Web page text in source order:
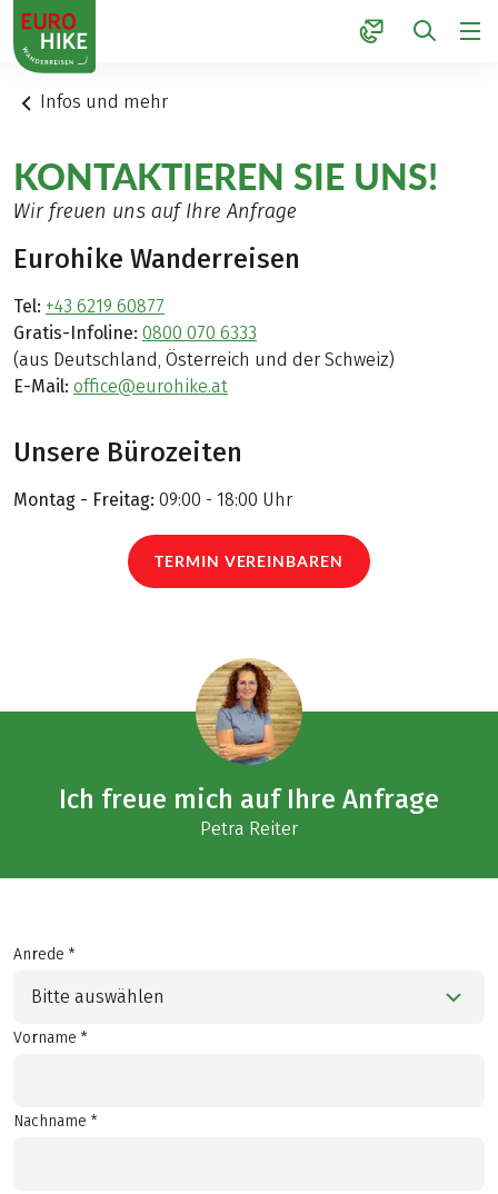
1
Infos und mehr
KONTAKTIEREN SIE UNS!
Wir freuen uns auf Ihre Anfrage
Eurohike Wanderreisen
Tel: +43 6219 60877
Gratis-Infoline: 0800 070 6333
(aus Deutschland, Österreich und der Schweiz)
E-Mail: office@eurohike.at
Unsere Bürozeiten
Montag - Freitag: 09:00 - 18:00 Uhr
TERMIN VEREINBAREN
Ich freue mich auf Ihre Anfrage
Petra Reiter
Anrede *
Bitte auswählen
Vorname *
Nachname *